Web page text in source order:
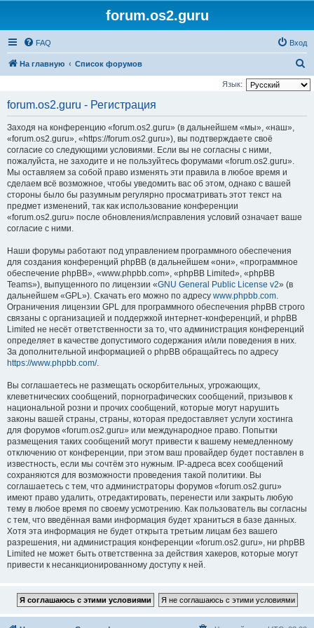
forum.os2.guru
FAQ Вход
На главную Список форумов
о
Язык:
forum.os2.guru - Регистрация
Заходя на конференцию «forum.os2.guru» (в дальнейшем «мы», «наш»,
«forum.os2.guru», «https://forum.os2.guru»), вы подтверждаете своё
согласие со следующими условиями. Если вы не согласны с ними,
пожалуйста, не заходите и не пользуйтесь форумами «forum.os2.guru».
Мы оставляем за собой право изменять эти правила в любое время и
сделаем всё возможное, чтобы уведомить вас об этом, однако с вашей
стороны было бы разумным регулярно просматривать этот текст на
предмет изменений, так как использование конференции
«forum.os2.guru» после обновления/исправления условий означает ваше
согласие с ними.
Наши форумы работают под управлением программного обеспечения
для создания конференций phpBB (в дальнейшем «они», «программное
обеспечение phpBB», «www.phpbb.com», «phpBB Limited», «phpBB
Teams»), выпущенного по лицензии «GNU General Public License v2» (в
дальнейшем «GPL»). Скачать его можно по адресу www.phpbb.com.
Ограничения лицензии GPL для программного обеспечения phpBB строго
связаны с организацией и поддержкой интернет-конференций, и phpBB
Limited не несёт ответственности за то, что администрация конференций
определяет в качестве допустимого содержания и/или поведения в них.
За дополнительной информацией о phpBB обращайтесь по адресу
https://www.phpbb.com/.
Вы соглашаетесь не размещать оскорбительных, угрожающих,
клеветнических сообщений, порнографических сообщений, призывов к
национальной розни и прочих сообщений, которые могут нарушить
законы вашей страны, страны, которая предоставляет услуги хостинга
для форумов «forum.os2.guru» или международное право. Попытки
размещения таких сообщений могут привести к вашему немедленному
отключению от конференции, при этом ваш провайдер будет поставлен в
известность, если мы сочтём это нужным. IP-адреса всех сообщений
сохраняются для возможности проведения такой политики. Вы
соглашаетесь с тем, что администраторы форумов «forum.os2.guru»
имеют право удалить, отредактировать, перенести или закрыть любую
тему в любое время по своему усмотрению. Как пользователь вы согласны
с тем, что введённая вами информация будет храниться в базе данных.
Хотя эта информация не будет открыта третьим лицам без вашего
разрешения, ни администрация конференции «forum.os2.guru», ни phpBB
Limited не может быть ответственна за действия хакеров, которые могут
привести к несанкционированному доступу к ней.